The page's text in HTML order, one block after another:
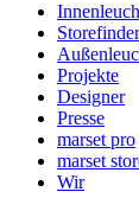
Storefinder
Projekte
Designer
Presse
marset pro
marset
Wir